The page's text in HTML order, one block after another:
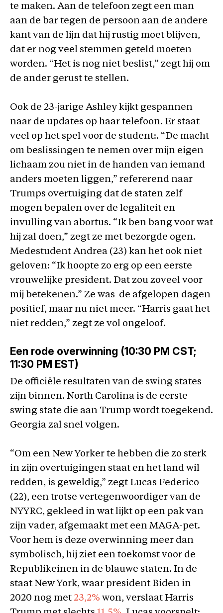
te maken. Aan de telefoon zegt een man
aan de bar tegen de persoon aan de andere
kant van de lijn dat hij rustig moet blijven,
dat er nog veel stemmen geteld moeten
worden. “Het is nog niet beslist,” zegt hij om
de ander gerust te stellen.
Ook de 23-jarige Ashley kijkt gespannen
naar de updates op haar telefoon. Er staat
veel op het spel voor de student:. “De macht
om beslissingen te nemen over mijn eigen
lichaam zou niet in de handen van iemand
anders moeten liggen,” refererend naar
Trumps overtuiging dat de staten zelf
mogen bepalen over de legaliteit en
invulling van abortus. “Ik ben bang voor wat
hij zal doen,” zegt ze met bezorgde ogen.
Medestudent Andrea (23) kan het ook niet
geloven: “Ik hoopte zo erg op een eerste
vrouwelijke president. Dat zou zoveel voor
mij betekenen.” Ze was de afgelopen dagen
positief, maar nu niet meer. “Harris gaat het
niet redden,” zegt ze vol ongeloof.
Een rode overwinning (10:30 PM CST;
11:30 PM EST)
De officiële resultaten van de swing states
zijn binnen. North Carolina is de eerste
swing state die aan Trump wordt toegekend.
Georgia zal snel volgen.
“Om een New Yorker te hebben die zo sterk
in zijn overtuigingen staat en het land wil
redden, is geweldig,” zegt Lucas Federico
(22), een trotse vertegenwoordiger van de
NYYRC, gekleed in wat lijkt op een pak van
zijn vader, afgemaakt met een MAGA-pet.
Voor hem is deze overwinning meer dan
symbolisch, hij ziet een toekomst voor de
Republikeinen in de blauwe staten. In de
staat New York, waar president Biden in
2020 nog met 23,2% won, verslaat Harris